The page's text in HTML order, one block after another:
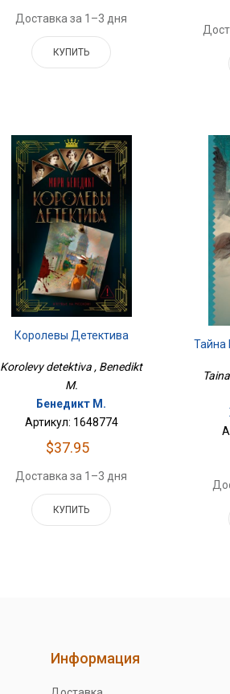
Доставка за 1–3 дня
КУПИТЬ
Королевы Детектива
Korolevy detektiva , Benedikt
M.
Бенедикт М.
Артикул: 1648774
$37.95
Доставка за 1–3 дня
КУПИТЬ
Тайна
Информация